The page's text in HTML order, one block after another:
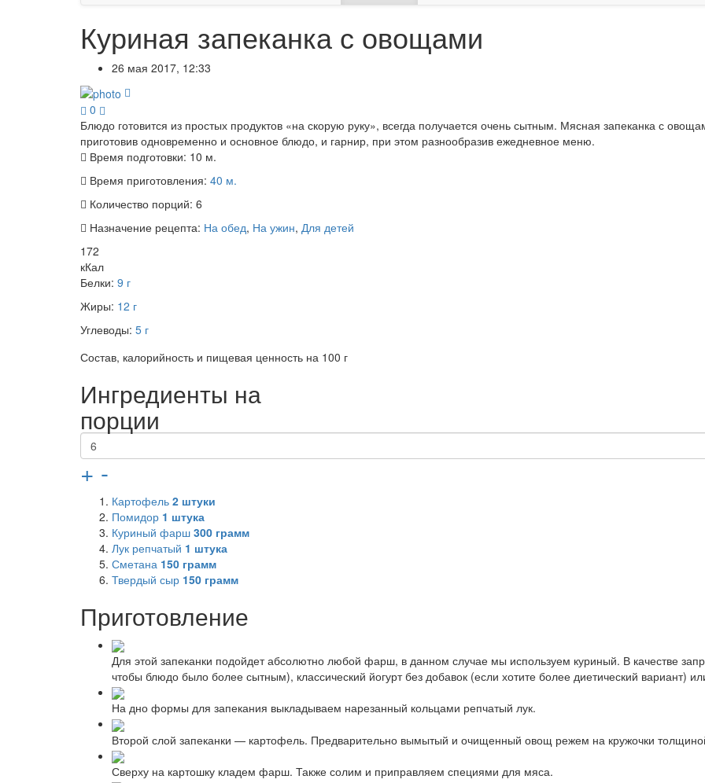
Куриная запеканка с овощами
26 мая 2017, 12:33
0
Блюдо готовится из простых продуктов «на скорую руку», всегда получается очень сытным. Мясная запеканка с
приготовив одновременно и основное блюдо, и гарнир, при этом разнообразив ежедневное меню.
Время подготовки: 10 м.
Время приготовления: 40 м.
Количество порций: 6
Назначение рецепта: На обед, На ужин, Для детей
172
кКал
Белки: 9 г
Жиры: 12 г
Углеводы: 5 г
Состав, калорийность и пищевая ценность на 100 г
Ингредиенты на
порции
+ -
Картофель 2 штуки
Помидор 1 штука
Куриный фарш 300 грамм
Лук репчатый 1 штука
Сметана 150 грамм
Твердый сыр 150 грамм
Приготовление
Для этой запеканки подойдет абсолютно любой фарш, в данном случае мы используем куриный. В качестве
чтобы блюдо было более сытным), классический йогурт без добавок (если хотите более диетический вариант)
На дно формы для запекания выкладываем нарезанный кольцами репчатый лук.
Второй слой запеканки — картофель. Предварительно вымытый и очищенный овощ режем на кружочки
Сверху на картошку кладем фарш. Также солим и приправляем специями для мяса.